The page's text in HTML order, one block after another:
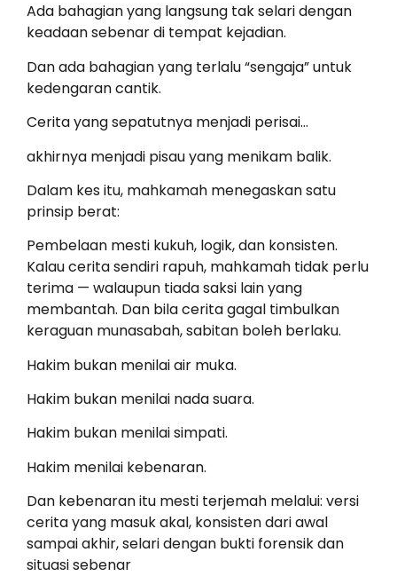
Ada bahagian yang langsung tak selari dengan
keadaan sebenar di tempat kejadian.
Dan ada bahagian yang terlalu “sengaja” untuk
kedengaran cantik.
Cerita yang sepatutnya menjadi perisai…
akhirnya menjadi pisau yang menikam balik.
Dalam kes itu, mahkamah menegaskan satu
prinsip berat:
Pembelaan mesti kukuh, logik, dan konsisten.
Kalau cerita sendiri rapuh, mahkamah tidak perlu
terima — walaupun tiada saksi lain yang
membantah. Dan bila cerita gagal timbulkan
keraguan munasabah, sabitan boleh berlaku.
Hakim bukan menilai air muka.
Hakim bukan menilai nada suara.
Hakim bukan menilai simpati.
Hakim menilai kebenaran.
Dan kebenaran itu mesti terjemah melalui: versi
cerita yang masuk akal, konsisten dari awal
sampai akhir, selari dengan bukti forensik dan
situasi sebenar